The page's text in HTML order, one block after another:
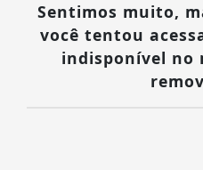
Sentimos muito,
você tentou
indisponível no